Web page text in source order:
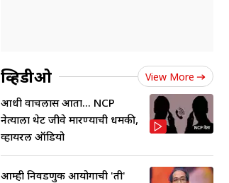
व्हिडीओ View More
आधी वाचलास आता... NCP
नेत्याला थेट जीवे मारण्याची धमकी,
व्हायरल ऑडियो
आम्ही निवडणुक आयोगाची 'ती'